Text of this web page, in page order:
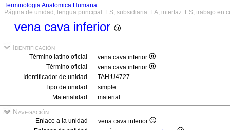
Terminologia Anatomica Humana
Página de unidad, lengua principal: ES, subsidiaria: LA, interfaz: ES, trabajo en
vena cava inferior
Identificación
Término latino oficial
vena cava inferior
Término oficial
vena cava inferior
Identificador de unidad
TAH:U4727
Tipo de unidad
simple
Materialidad
material
Navegación
Enlace a la unidad
vena cava inferior